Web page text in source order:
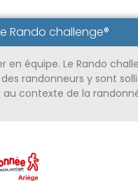
Rando challenge®
équipe. Le Rando
randonneurs y sont
au contexte de la